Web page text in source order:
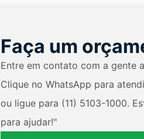
Faça um
Entre em contato com a gente
Clique no WhatsApp para
ou ligue para (11) 5103-1000.
para ajudar!"